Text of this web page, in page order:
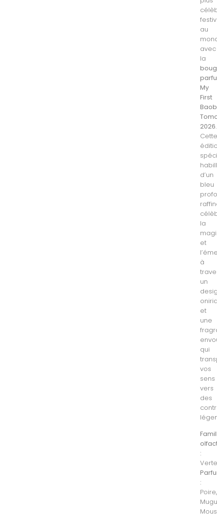
au
avec
la
My
First
2026.
d’un
bleu
la
et
à
un
et
une
qui
vos
sens
vers
des
:
:
Poire,